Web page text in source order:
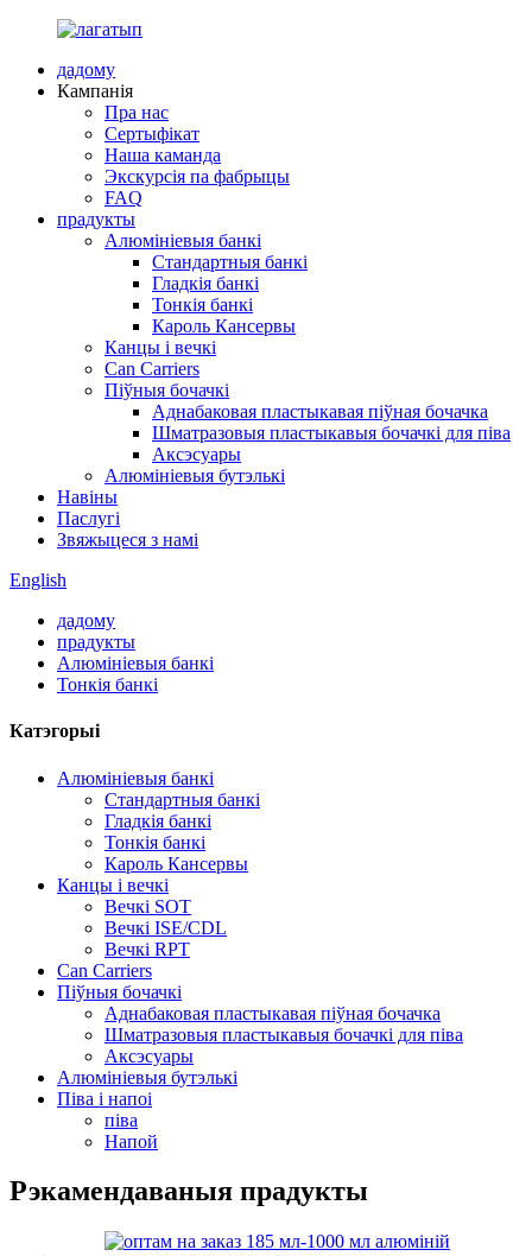
дадому
Кампанія
Пра нас
Сертыфікат
Наша каманда
Экскурсія па фабрыцы
FAQ
прадукты
Алюмініевыя банкі
Стандартныя банкі
Гладкія банкі
Тонкія банкі
Кароль Кансервы
Канцы і вечкі
Can Carriers
Піўныя бочачкі
Аднабаковая пластыкавая піўная бочачка
Шматразовыя пластыкавыя бочачкі для піва
Аксэсуары
Алюмініевыя бутэлькі
Навіны
Паслугі
Звяжыцеся з намі
English
дадому
прадукты
Алюмініевыя банкі
Тонкія банкі
Катэгорыі
Алюмініевыя банкі
Стандартныя банкі
Гладкія банкі
Тонкія банкі
Кароль Кансервы
Канцы і вечкі
Вечкі SOT
Вечкі ISE/CDL
Вечкі RPT
Can Carriers
Піўныя бочачкі
Аднабаковая пластыкавая піўная бочачка
Шматразовыя пластыкавыя бочачкі для піва
Аксэсуары
Алюмініевыя бутэлькі
Піва і напоі
піва
Напой
Рэкамендаваныя прадукты